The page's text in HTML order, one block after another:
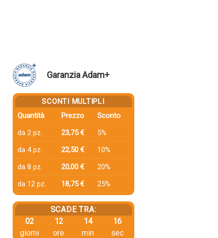
Garanzia Adam+
SCONTI MULTIPLI
Quantità
Prezzo
Sconto
da 2 pz.
23,75 €
5%
da 4 pz.
22,50 €
10%
da 8 pz.
20,00 €
20%
da 12 pz.
18,75 € 25%
SCADE TRA:
02
giorni
12
ore
14
min
15
sec